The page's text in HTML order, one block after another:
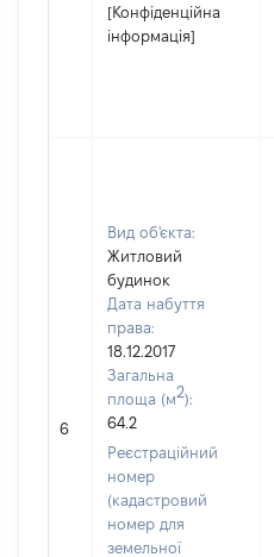
[Конфіденційна
інформація]
6
Вид об'єкта:
Житловий
будинок
Дата набуття
права:
18.12.2017
Загальна
площа (м2):
64.2
Реєстраційний
номер
(кадастровий
номер для
земельної